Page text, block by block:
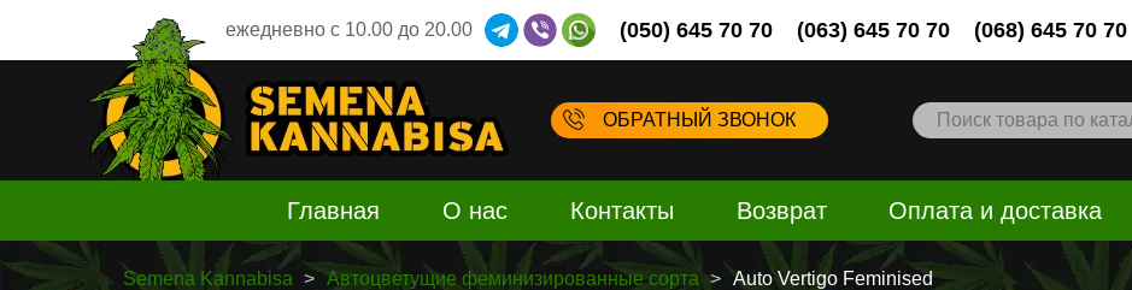
ежедневно c 10.00 до 20.00 (050) 645 70 70 (063) 645 70 70 (068) 645 70 70
ОБРАТНЫЙ ЗВОНОК
Главная О нас Контакты Возврат Оплата и доставка
Semena Kannabisa Автоцветущие феминизированные сорта Auto Vertigo Feminised